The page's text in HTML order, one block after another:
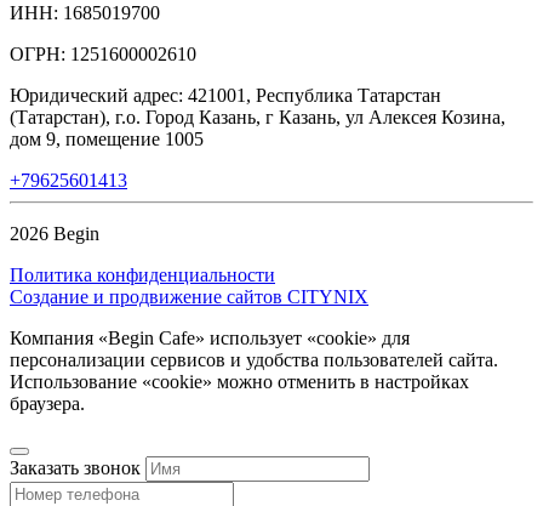
ИНН: 1685019700
ОГРН: 1251600002610
Юридический адрес: 421001, Республика Татарстан
(Татарстан), г.о. Город Казань, г Казань, ул Алексея Козина,
дом 9, помещение 1005
+79625601413
2026 Begin
Политика конфиденциальности
Создание и продвижение сайтов CITYNIX
Компания «Begin Cafe» использует «cookie» для
персонализации сервисов и удобства пользователей сайта.
Использование «сookie» можно отменить в настройках
браузера.
Заказать звонок